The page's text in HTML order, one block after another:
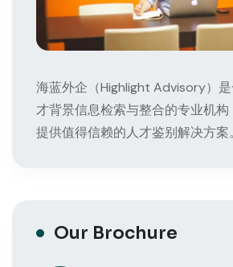
海蓝外企（Highlight Advisory）
才背景信息检索与整合的专业机
提供值得信赖的人才鉴别解决方案。
Our Brochure